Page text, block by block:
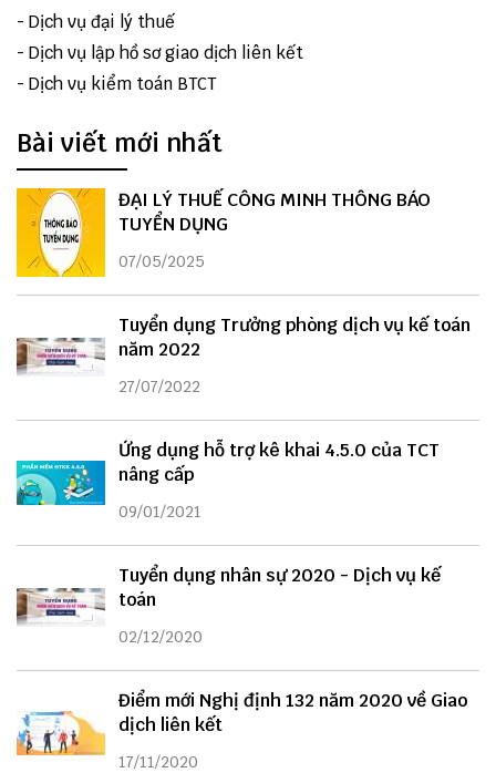
- Dịch vụ đại lý thuế
- Dịch vụ lập hồ sơ giao dịch liên kết
- Dịch vụ kiểm toán BTCT
Bài viết mới nhất
ĐẠI LÝ THUẾ CÔNG MINH THÔNG BÁO
TUYỂN DỤNG
07/05/2025
Tuyển dụng Trưởng phòng dịch vụ kế toán
năm 2022
27/07/2022
Ứng dụng hỗ trợ kê khai 4.5.0 của TCT
nâng cấp
09/01/2021
Tuyển dụng nhân sự 2020 - Dịch vụ kế
toán
02/12/2020
Điểm mới Nghị định 132 năm 2020 về Giao
dịch liên kết
17/11/2020